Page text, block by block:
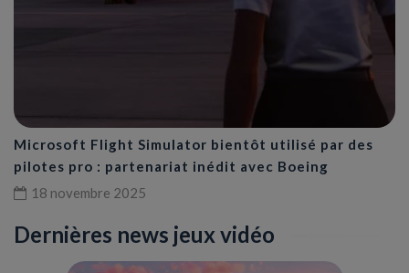
Microsoft Flight Simulator bientôt utilisé par des
pilotes pro : partenariat inédit avec Boeing
18 novembre 2025
Dernières news jeux vidéo